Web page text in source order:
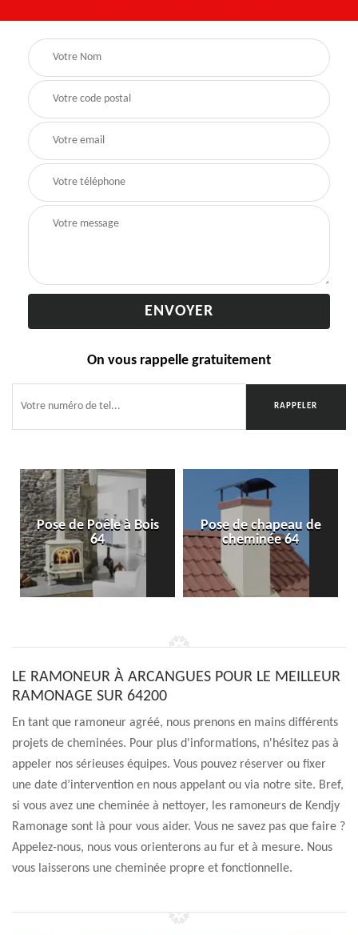
On vous rappelle gratuitement
Pose de Poêle à Bois
64
Pose de chapeau de
cheminée 64
LE RAMONEUR À ARCANGUES POUR LE MEILLEUR
RAMONAGE SUR 64200
En tant que ramoneur agréé, nous prenons en mains différents
projets de cheminées. Pour plus d'informations, n'hésitez pas à
appeler nos sérieuses équipes. Vous pouvez réserver ou fixer
une date d’intervention en nous appelant ou via notre site. Bref,
si vous avez une cheminée à nettoyer, les ramoneurs de Kendjy
Ramonage sont là pour vous aider. Vous ne savez pas que faire ?
Appelez-nous, nous vous orienterons au fur et à mesure. Nous
vous laisserons une cheminée propre et fonctionnelle.